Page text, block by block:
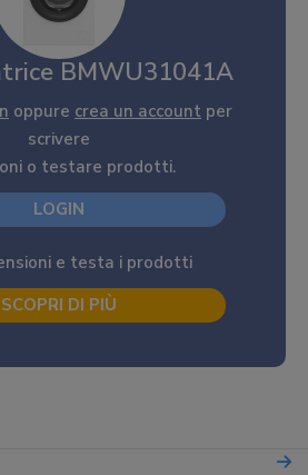
BMWU31041A
oppure crea un account per
scrivere
o testare prodotti.
LOGIN
e testa i prodotti
SCOPRI DI PIÙ